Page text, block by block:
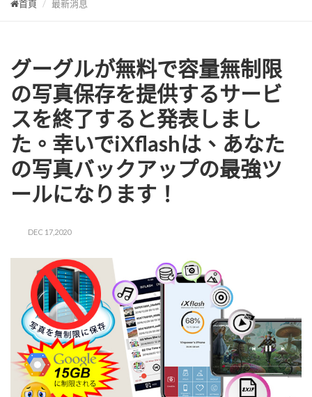
首頁 最新消息
グーグルが無料で容量無制限
の写真保存を提供するサービ
スを終了すると発表しまし
た。幸いでiXflashは、あなた
の写真バックアップの最強ツ
ールになります！
DEC 17,2020